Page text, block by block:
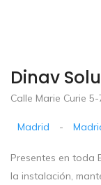
Dinav
Calle Marie Curie
Madrid -
Presentes en toda
la instalación,